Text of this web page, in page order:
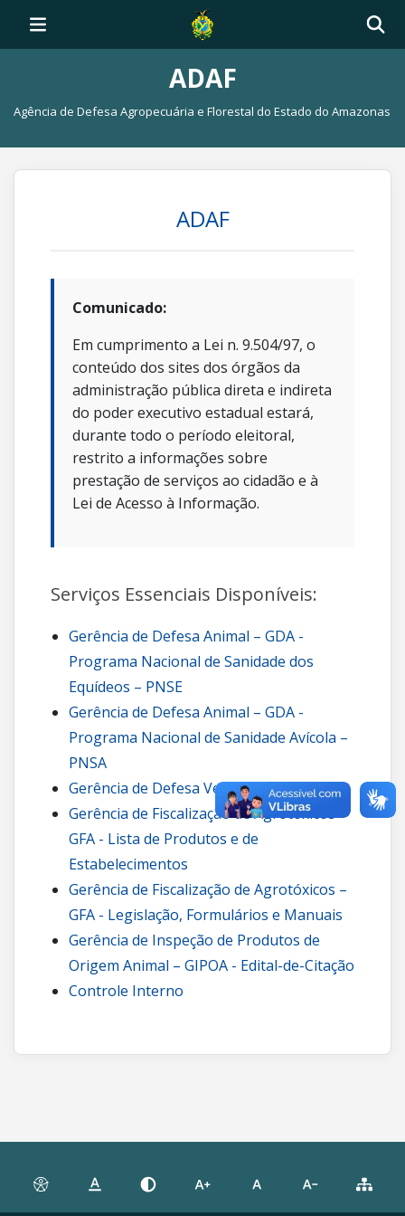
ADAF
Agência de Defesa Agropecuária e Florestal do Estado do Amazonas
ADAF
Comunicado:
Em cumprimento a Lei n. 9.504/97, o
conteúdo dos sites dos órgãos da
administração pública direta e indireta
do poder executivo estadual estará,
durante todo o período eleitoral,
restrito a informações sobre
prestação de serviços ao cidadão e à
Lei de Acesso à Informação.
Serviços Essenciais Disponíveis:
Gerência de Defesa Animal – GDA -
Programa Nacional de Sanidade dos
Equídeos – PNSE
Gerência de Defesa Animal – GDA -
Programa Nacional de Sanidade Avícola –
PNSA
Gerência de Defesa Vegetal – GDV
Gerência de Fiscalização de Agrotóxicos –
GFA - Lista de Produtos e de
Estabelecimentos
Gerência de Fiscalização de Agrotóxicos –
GFA - Legislação, Formulários e Manuais
Gerência de Inspeção de Produtos de
Origem Animal – GIPOA - Edital-de-Citação
Controle Interno